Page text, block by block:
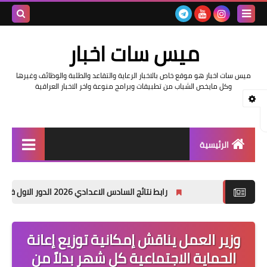
ميس سات اخبار
ميس سات اخبار هو موقع خاص بالاخبار الرعاية والتقاعد والطلبة والوظائف وغيرها
وكل مايخص الشباب من تطبيقات وبرامج منوعة واخر الاخبار العراقية
الرئيسية
اخبار وزارة التربية والتعليم
اخبار العراق والعالم
اخبار وزارة العمل وهيئة
رابط نتائج السادس الاعدادي 2026 الدور الاول في العراق | موقع نتائجنا
وزير العمل يناقش إمكانية توزيع إعانة
الحماية الاجتماعية كل شهر بدلاً من